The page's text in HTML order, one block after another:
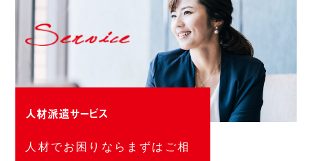
人材派遣サービス
人材でお困りならまずはご相